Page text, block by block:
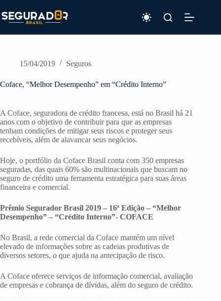
para
o
15/04/2019 Seguros
Coface, “Melhor Desempenho” em “Crédito Interno”
A Coface, seguradora de crédito francesa, está no Brasil há 21
anos com o objetivo de contribuir para que as empresas
tenham condições de mitigar seus riscos e proteger seus
recebíveis, além de alavancar seus negócios.
Hoje, o portfólio da Coface Brasil conta com 350 empresas
seguradas, das quais 60% são multinacionais que buscam no
seguro de crédito uma ferramenta estratégica para suas áreas
financeira e comercial.
Prêmio Segurador Brasil 2019 – 16ª Edição – “Melhor
Desempenho” – “Crédito Interno”- COFACE
No Brasil, a rede comercial da Coface mantém um nível
elevado de informações sobre as cadeias produtivas de
diversos setores, o que ajuda na antecipação de risco.
A Coface oferece serviços de informação comercial, avaliação
de empresas e cobrança de dívidas, além do seguro de crédito.